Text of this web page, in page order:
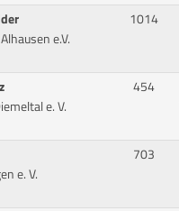
e.V.
1014
e. V.
454
e. V.
703